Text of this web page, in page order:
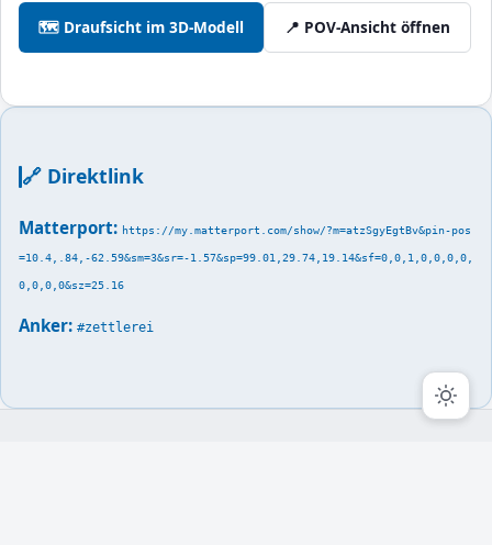
🗺️ Draufsicht im 3D-Modell 📍 POV-Ansicht öffnen
🔗 Direktlink
Matterport: https://my.matterport.com/show/?m=atzSgyEgtBv&pin-pos
=10.4,.84,-62.59&sm=3&sr=-1.57&sp=99.01,29.74,19.14&sf=0,0,1,0,0,0,0,
0,0,0,0&sz=25.16
Anker: #zettlerei